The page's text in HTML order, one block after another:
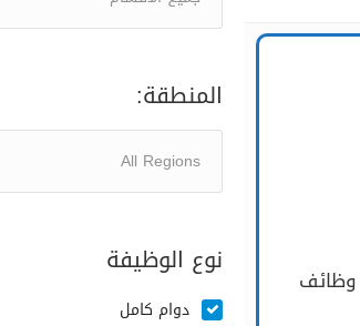
شركة محمد الراشد ماركو توفر 4 وظائف
المنطقة:
نوع الوظيفة
دوام كامل